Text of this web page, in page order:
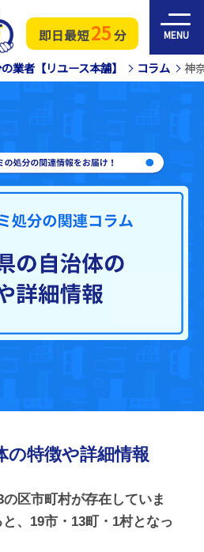
即日最短25分 MENU
業者【リユース本舗】 コラム 神
の特徴や詳細情報
区市町村が存在していま
、19市・13町・1村となっ